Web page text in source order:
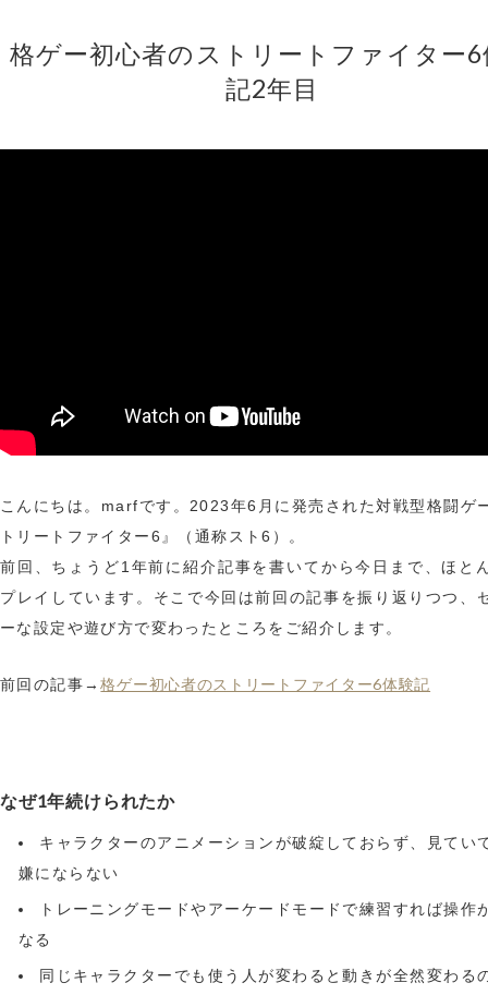
格ゲー初心者のストリートファイター6
記2年目
こんにちは。marfです。2023年6月に発売された対戦型格闘ゲ
トリートファイター6』（通称スト6）。
前回、ちょうど1年前に紹介記事を書いてから今日まで、ほと
プレイしています。そこで今回は前回の記事を振り返りつつ、
ーな設定や遊び方で変わったところをご紹介します。
前回の記事→格ゲー初心者のストリートファイター6体験記
なぜ1年続けられたか
キャラクターのアニメーションが破綻しておらず、見てい
嫌にならない
トレーニングモードやアーケードモードで練習すれば操作
なる
同じキャラクターでも使う人が変わると動きが全然変わる